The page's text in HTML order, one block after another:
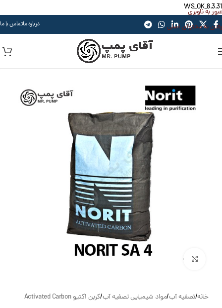
WS_OK_8.3.31
عبور به ناوبری
رفتن به محتوای اصلی
درباره ماتماس با ما
بزرگنمایی تصویر
خانه/تصفیه آب/مواد شیمیایی تصفیه آب/کربن اکتیو Activated Carbon